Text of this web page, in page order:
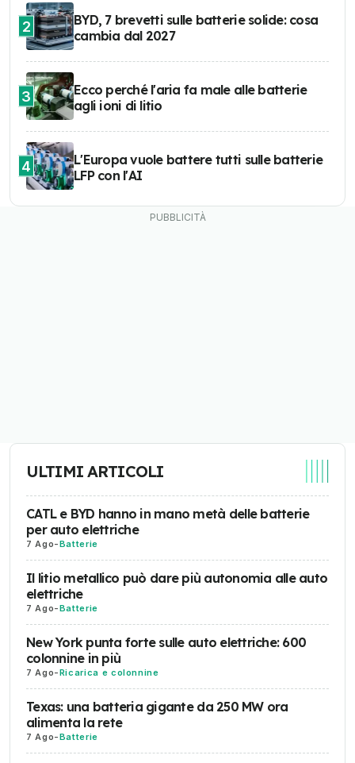
2
BYD, 7 brevetti sulle batterie solide: cosa
cambia dal 2027
3
Ecco perché l'aria fa male alle batterie
agli ioni di litio
4
L'Europa vuole battere tutti sulle batterie
LFP con l'AI
ULTIMI ARTICOLI
CATL e BYD hanno in mano metà delle batterie
per auto elettriche
7 Ago-Batterie
Il litio metallico può dare più autonomia alle auto
elettriche
7 Ago-Batterie
New York punta forte sulle auto elettriche: 600
colonnine in più
7 Ago-Ricarica e colonnine
Texas: una batteria gigante da 250 MW ora
alimenta la rete
7 Ago-Batterie